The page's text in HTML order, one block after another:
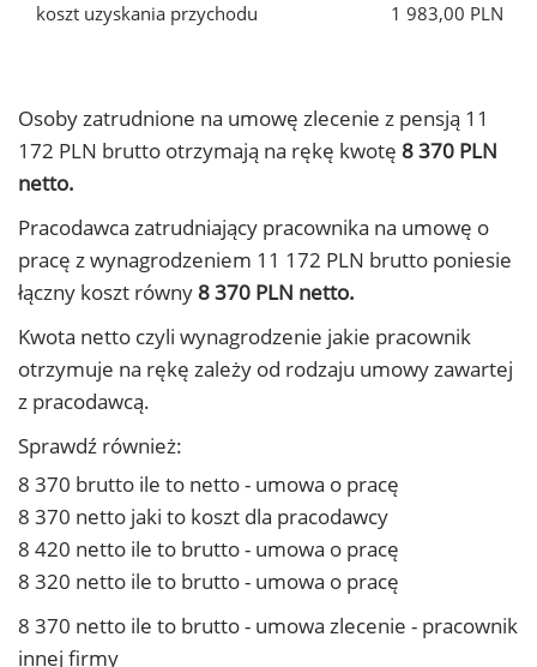
koszt uzyskania przychodu
1 983,00 PLN
Osoby zatrudnione na umowę zlecenie z pensją 11
172 PLN brutto otrzymają na rękę kwotę 8 370 PLN
netto.
Pracodawca zatrudniający pracownika na umowę o
pracę z wynagrodzeniem 11 172 PLN brutto poniesie
łączny koszt równy8 370 PLN netto.
Kwota netto czyli wynagrodzenie jakie pracownik
otrzymuje na rękę zależy od rodzaju umowy zawartej
z pracodawcą.
Sprawdź również:
8 370 brutto ile to netto - umowa o pracę
8 370 netto jaki to koszt dla pracodawcy
8 420 netto ile to brutto - umowa o pracę
8 320 netto ile to brutto - umowa o pracę
8 370 netto ile to brutto - umowa zlecenie - pracownik
innej firmy